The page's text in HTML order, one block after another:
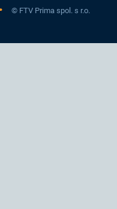
© FTV Prima spol. s r.o.